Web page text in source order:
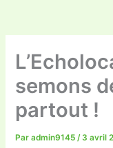
semons
partout !
Paradmin9145/ 3 avril